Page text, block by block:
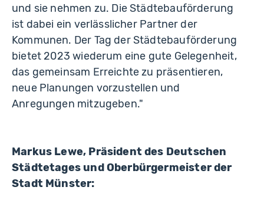
und sie nehmen zu. Die Städtebauförderung
ist dabei ein verlässlicher Partner der
Kommunen. Der Tag der Städtebauförderung
bietet 2023 wiederum eine gute Gelegenheit,
das gemeinsam Erreichte zu präsentieren,
neue Planungen vorzustellen und
Anregungen mitzugeben."
Markus Lewe, Präsident des Deutschen
Städtetages und Oberbürgermeister der
Stadt Münster: